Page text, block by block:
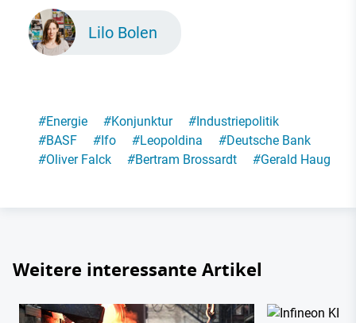
Lilo Bolen
#Energie #Konjunktur #Industriepolitik
#BASF #Ifo #Leopoldina #Deutsche Bank
#Oliver Falck #Bertram Brossardt #Gerald Haug
Weitere interessante Artikel